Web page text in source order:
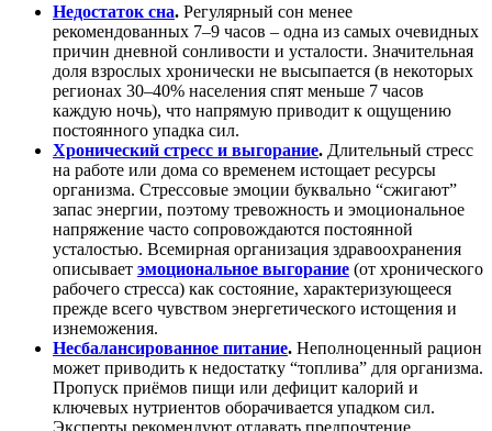
Недостаток сна. Регулярный сон менее
рекомендованных 7–9 часов – одна из самых очевидных
причин дневной сонливости и усталости. Значительная
доля взрослых хронически не высыпается (в некоторых
регионах 30–40% населения спят меньше 7 часов
каждую ночь), что напрямую приводит к ощущению
постоянного упадка сил.
Хронический стресс и выгорание. Длительный стресс
на работе или дома со временем истощает ресурсы
организма. Стрессовые эмоции буквально “сжигают”
запас энергии, поэтому тревожность и эмоциональное
напряжение часто сопровождаются постоянной
усталостью. Всемирная организация здравоохранения
описывает эмоциональное выгорание (от хронического
рабочего стресса) как состояние, характеризующееся
прежде всего чувством энергетического истощения и
изнеможения.
Несбалансированное питание. Неполноценный рацион
может приводить к недостатку “топлива” для организма.
Пропуск приёмов пищи или дефицит калорий и
ключевых нутриентов оборачивается упадком сил.
Эксперты рекомендуют отдавать предпочтение